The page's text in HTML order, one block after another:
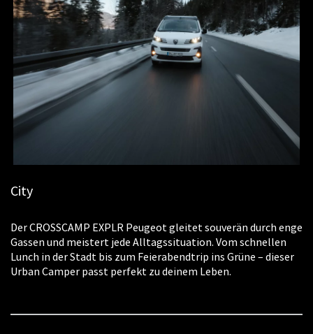
City
Der CROSSCAMP EXPLR Peugeot gleitet souverän durch enge
Gassen und meistert jede Alltagssituation. Vom schnellen
Lunch in der Stadt bis zum Feierabendtrip ins Grüne – dieser
Urban Camper passt perfekt zu deinem Leben.